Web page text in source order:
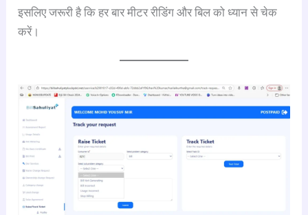
इसलिए जरूरी है कि हर बार मीटर रीडिंग और बिल को ध्यान से चेक
करें।